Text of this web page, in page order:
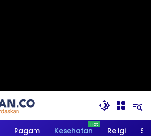
Ragam Kesehatan Religi